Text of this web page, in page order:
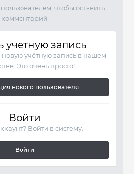
чтобы оставить
комментарий
учетную запись
новую учётную запись в нашем
Это очень просто!
нового пользователя
Войти
Войти в систему.
Войти